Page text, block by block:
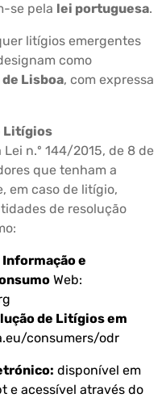
se pela lei portuguesa.
litígios emergentes
como
Lisboa, com expressa
Litígios
n.º 144/2015, de 8 de
que tenham a
em caso de litígio,
de resolução
Informação e
Web:
de Litígios em
consumers/odr
disponível em
e acessível através do